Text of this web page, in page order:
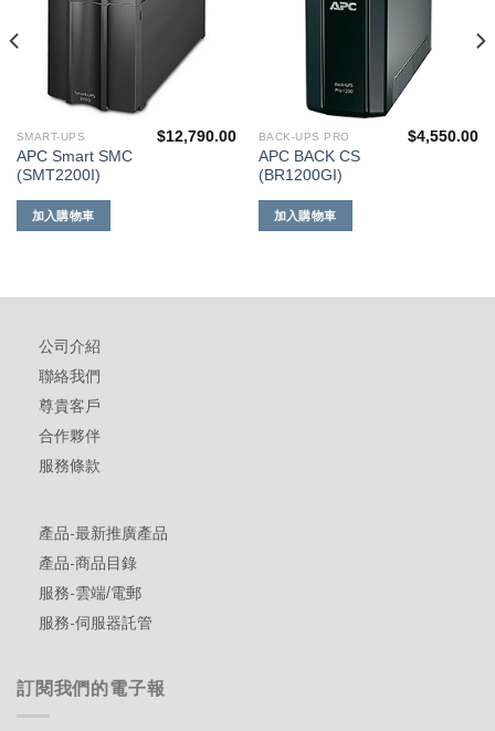
SMART-UPS
APC Smart SMC
(SMT2200I)
$12,790.00
加入購物車
BACK-UPS PRO
APC BACK CS
(BR1200GI)
$4,550.00
加入購物車
公司介紹
聯絡我們
尊貴客戶
合作夥伴
服務條款
產品-最新推廣產品
產品-商品目錄
服務-雲端/電郵
服務-伺服器託管
訂閱我們的電子報